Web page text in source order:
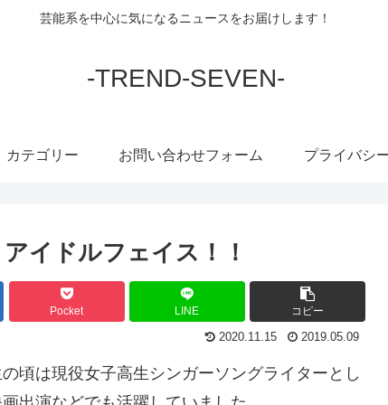
芸能系を中心に気になるニュースをお届けします！
-TREND-SEVEN-
カテゴリー お問い合わせフォーム プライバシ
イドルフェイス！！
Pocket LINE コピー
2020.11.15 2019.05.09
頃は現役女子高生シンガーソングライターとし